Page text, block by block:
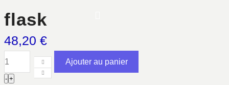
flask
48,20 €
quantité
- +
Ajouter au panier